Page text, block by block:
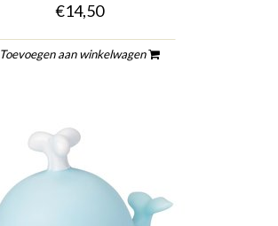
€14,50
Toevoegen aan winkelwagen